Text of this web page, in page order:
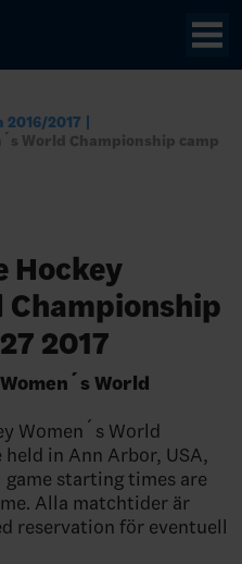
2016/2017
World Championship camp
Hockey
Championship
2017
World
Women´s World
in Ann Arbor, USA,
game starting times are
Alla matchtider är
reservation för eventuell